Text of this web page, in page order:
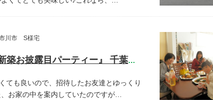
川市 S様宅
開催しました! 『新築お披露目パーティー』 千葉県市川市 S様宅
ても良いので、招待したお友達とゆっくり
、お家の中を案内していたのですが…